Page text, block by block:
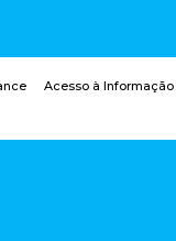
Acesso à Informação